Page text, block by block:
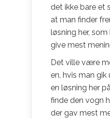
det ikke bare et
at man finder
løsning her,
give mest
Det ville være
en, hvis man
en løsning her
finde den vogn
der gav mest